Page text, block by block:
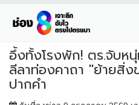
อึ้งทั้งโรงพัก! ตร.จับห
ลีลาท่องคาถา "ย้ายสิ่ง
ปากคำ